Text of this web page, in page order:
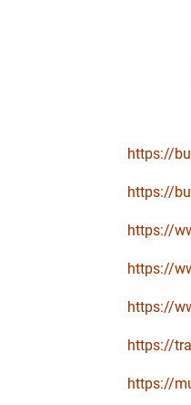
https://
https://
https://
https://
https://
https://
https://